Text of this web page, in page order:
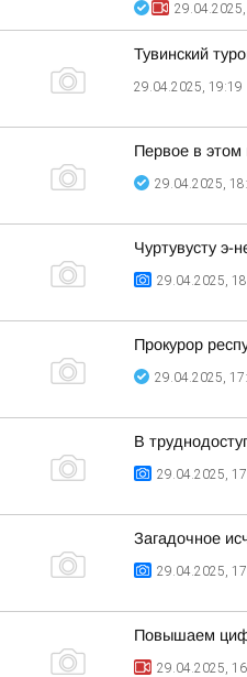
Тувинский
29.04.2025, 19:19
Первое в этом
29.04.2025,
Чуртувусту э-
29.04.2025,
Прокурор
29.04.2025,
В
29.04.2025,
Загадочное
29.04.2025,
Повышаем
29.04.2025,